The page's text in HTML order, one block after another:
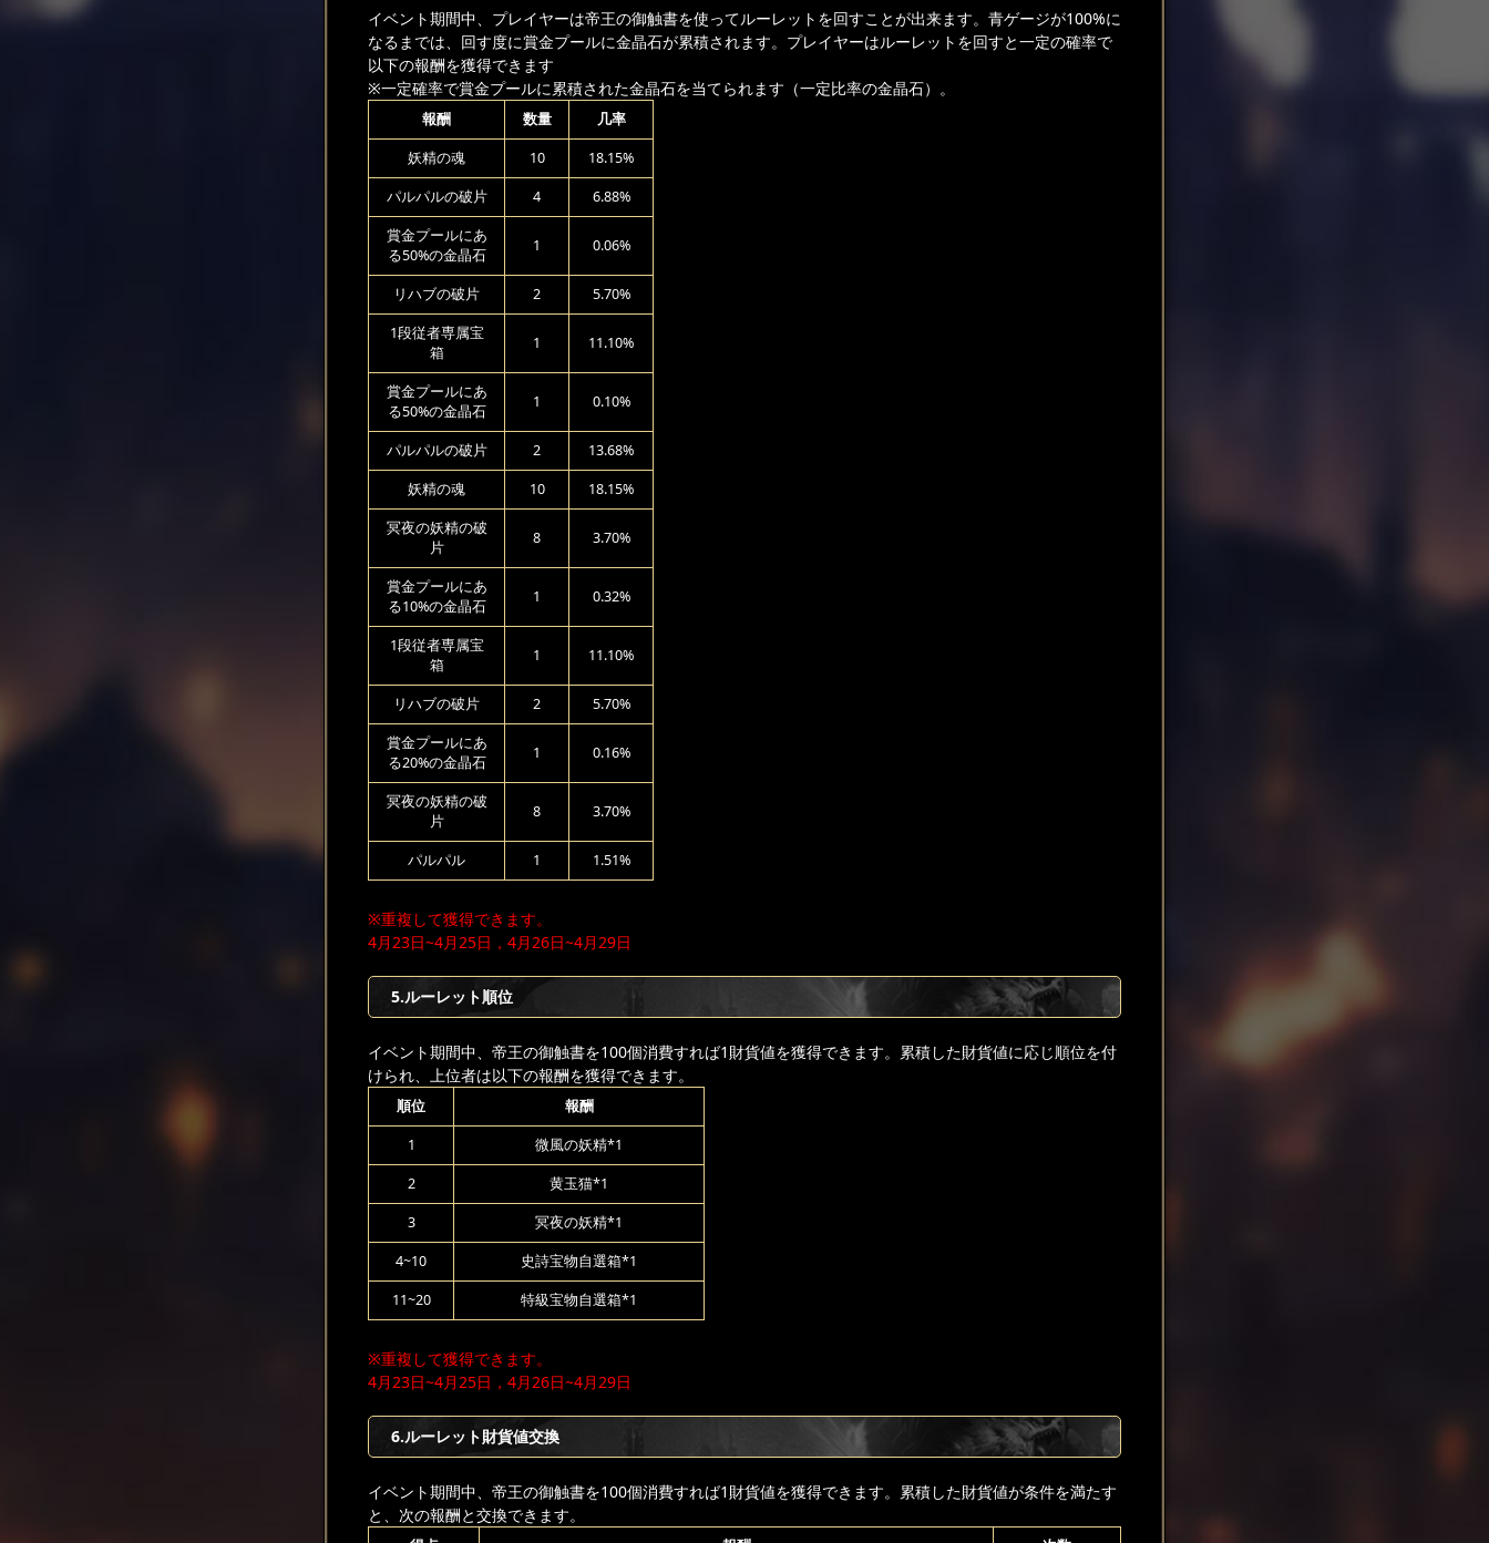
イベント期間中、プレイヤーは帝王の御触書を使ってルーレットを回すことが出来ます。青ゲージが100%に
なるまでは、回す度に賞金プールに金晶石が累積されます。プレイヤーはルーレットを回すと一定の確率で
以下の報酬を獲得できます
※一定確率で賞金プールに累積された金晶石を当てられます（一定比率の金晶石）。
報酬 数量 几率
妖精の魂 10 18.15%
パルパルの破片 4 6.88%
賞金プールにあ
る50%の金晶石
1 0.06%
リハブの破片 2 5.70%
1段従者専属宝
箱
1 11.10%
賞金プールにあ
る50%の金晶石
1 0.10%
パルパルの破片 2 13.68%
妖精の魂 10 18.15%
冥夜の妖精の破
片
8 3.70%
賞金プールにあ
る10%の金晶石
1 0.32%
1段従者専属宝
箱
1 11.10%
リハブの破片 2 5.70%
賞金プールにあ
る20%の金晶石
1 0.16%
冥夜の妖精の破
片
8 3.70%
パルパル 1 1.51%
※重複して獲得できます。
4月23日~4月25日，4月26日~4月29日
5.ルーレット順位
イベント期間中、帝王の御触書を100個消費すれば1財貨値を獲得できます。累積した財貨値に応じ順位を付
けられ、上位者は以下の報酬を獲得できます。
順位 報酬
1 微風の妖精*1
2 黄玉猫*1
3 冥夜の妖精*1
4~10 史詩宝物自選箱*1
11~20 特級宝物自選箱*1
※重複して獲得できます。
4月23日~4月25日，4月26日~4月29日
6.ルーレット財貨値交換
イベント期間中、帝王の御触書を100個消費すれば1財貨値を獲得できます。累積した財貨値が条件を満たす
と、次の報酬と交換できます。